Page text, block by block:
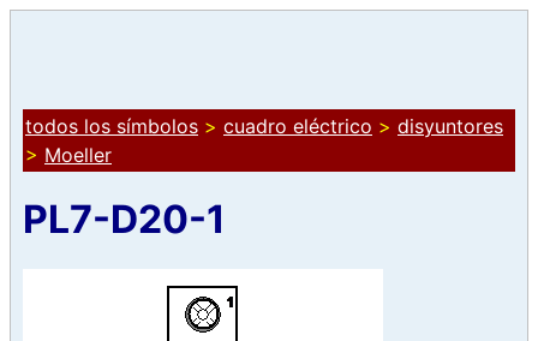
todos los símbolos > cuadro eléctrico > disyuntores
> Moeller
PL7-D20-1